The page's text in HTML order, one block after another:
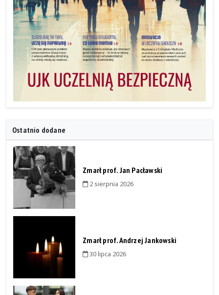
Ostatnio dodane
Zmarł prof. Jan Pacławski
2 sierpnia 2026
Zmarł prof. Andrzej Jankowski
30 lipca 2026